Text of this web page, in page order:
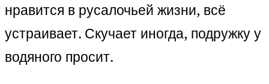
нравится в русалочьей жизни, всё
устраивает. Скучает иногда, подружку у
водяного просит.